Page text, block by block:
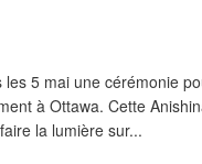
5 mai une cérémonie
à Ottawa. Cette
la lumière sur...